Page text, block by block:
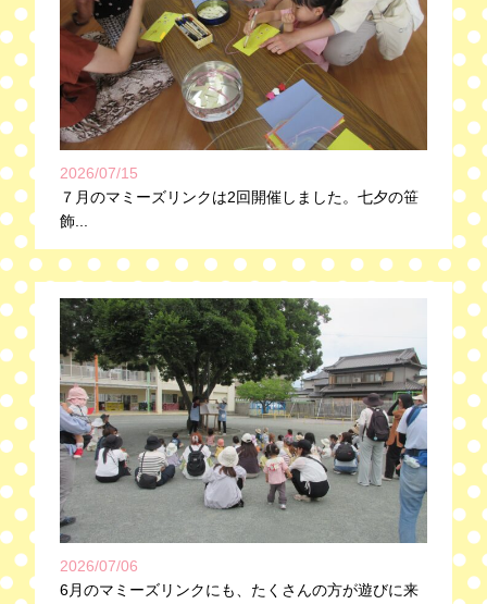
2026/07/15
７月のマミーズリンクは2回開催しました。七夕の笹
飾...
2026/07/06
6月のマミーズリンクにも、たくさんの方が遊びに来